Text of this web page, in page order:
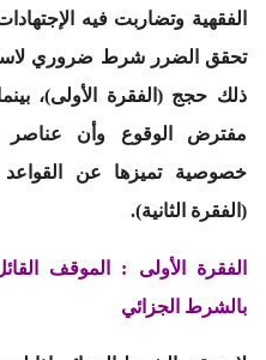
الفقهية وتضاربت فيه
تحقق الضرر شرط ضروري
ذلك حجج(الفقرة الأولى)،
مفترض الوقوع وأن عناصر
خصوصية تميزها عن القواعد
(الفقرة الثانية).
الفقرة الأولى : الموقف
بالشرط الجزائي